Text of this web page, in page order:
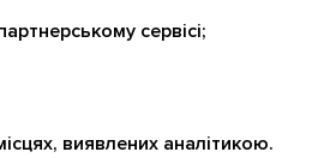
сервісі;
виявлених аналітикою.